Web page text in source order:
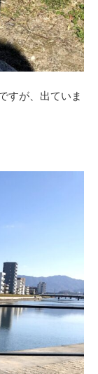
すが、出ていま